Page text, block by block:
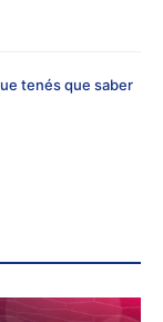
tenés que saber